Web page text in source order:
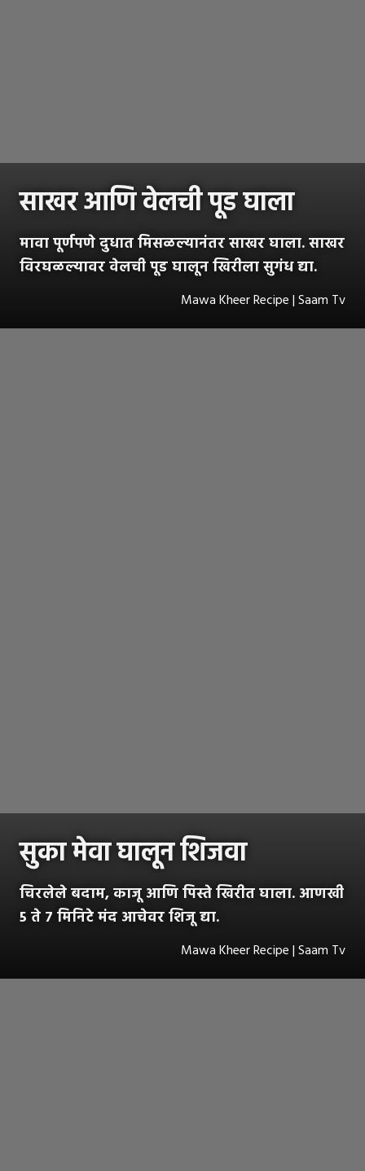
साखर आणि वेलची पूड घाला
मावा पूर्णपणे दुधात मिसळल्यानंतर साखर घाला. साखर
विरघळल्यावर वेलची पूड घालून खिरीला सुगंध द्या.
Mawa Kheer Recipe | Saam Tv
सुका मेवा घालून शिजवा
चिरलेले बदाम, काजू आणि पिस्ते खिरीत घाला. आणखी
5 ते 7 मिनिटे मंद आचेवर शिजू द्या.
Mawa Kheer Recipe | Saam Tv